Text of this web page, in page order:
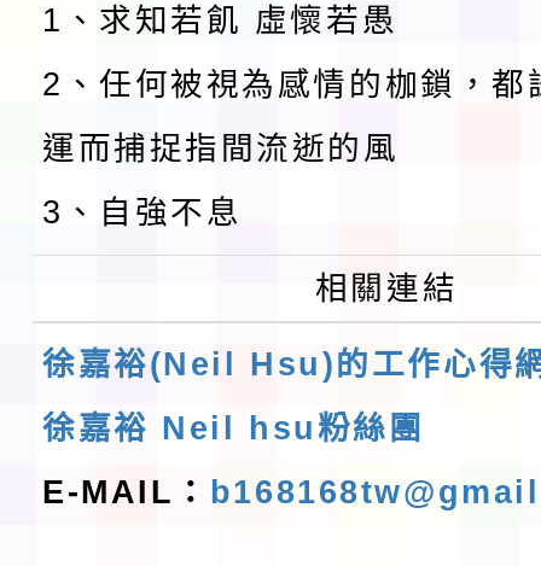
1、求知若飢 虛懷若愚
2、任何被視為感情的枷鎖，都
運而捕捉指間流逝的風
3、自強不息
相關連結
徐嘉裕(Neil Hsu)的工作心得
徐嘉裕 Neil hsu粉絲團
E-MAIL：